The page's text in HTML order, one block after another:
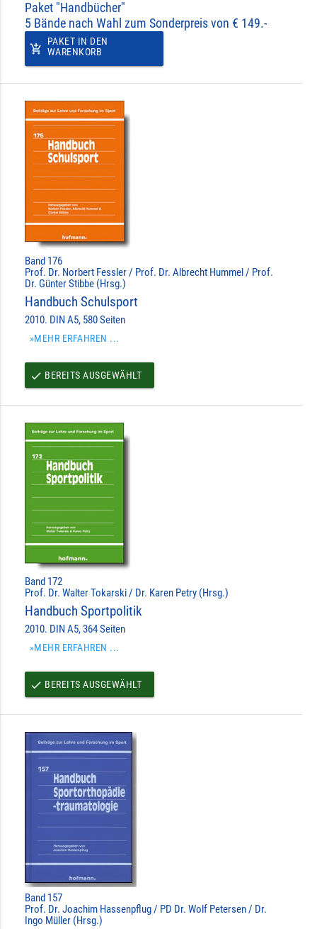
Paket "Handbücher"
5 Bände nach Wahl zum Sonderpreis von € 149.-
add_shopping_cart
PAKET IN DEN
WARENKORB
Band 176
Prof. Dr. Norbert Fessler / Prof. Dr. Albrecht Hummel / Prof.
Dr. Günter Stibbe (Hrsg.)
Handbuch Schulsport
2010. DIN A5, 580 Seiten
»MEHR ERFAHREN ...
done BEREITS AUSGEWÄHLT
Band 172
Prof. Dr. Walter Tokarski / Dr. Karen Petry (Hrsg.)
Handbuch Sportpolitik
2010. DIN A5, 364 Seiten
»MEHR ERFAHREN ...
done BEREITS AUSGEWÄHLT
Band 157
Prof. Dr. Joachim Hassenpflug / PD Dr. Wolf Petersen / Dr.
Ingo Müller (Hrsg.)